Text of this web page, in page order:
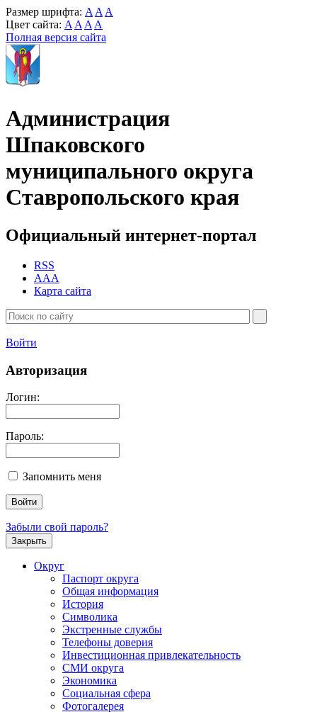
Размер шрифта: A A A
Цвет сайта: A A A A
Полная версия сайта
Администрация
Шпаковского
муниципального округа
Ставропольского края
Официальный интернет-портал
RSS
AAA
Карта сайта
Войти
Авторизация
Логин:
Пароль:
Запомнить меня
Забыли свой пароль?
Закрыть
Округ
Паспорт округа
Общая информация
История
Символика
Экстренные службы
Телефоны доверия
Инвестиционная привлекательность
СМИ округа
Экономика
Социальная сфера
Фотогалерея